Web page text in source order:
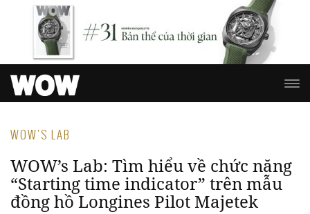
WOW'S LAB
WOW’s Lab: Tìm hiểu về chức năng
“Starting time indicator” trên mẫu
đồng hồ Longines Pilot Majetek